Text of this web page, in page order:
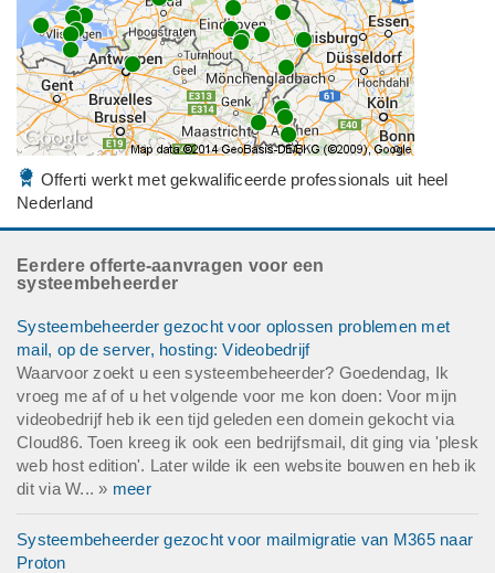
Offerti werkt met gekwalificeerde professionals uit heel
Nederland
Eerdere offerte-aanvragen voor een
systeembeheerder
Systeembeheerder gezocht voor oplossen problemen met
mail, op de server, hosting: Videobedrijf
Waarvoor zoekt u een systeembeheerder? Goedendag, Ik
vroeg me af of u het volgende voor me kon doen: Voor mijn
videobedrijf heb ik een tijd geleden een domein gekocht via
Cloud86. Toen kreeg ik ook een bedrijfsmail, dit ging via 'plesk
web host edition'. Later wilde ik een website bouwen en heb ik
dit via W... » meer
Systeembeheerder gezocht voor mailmigratie van M365 naar
Proton